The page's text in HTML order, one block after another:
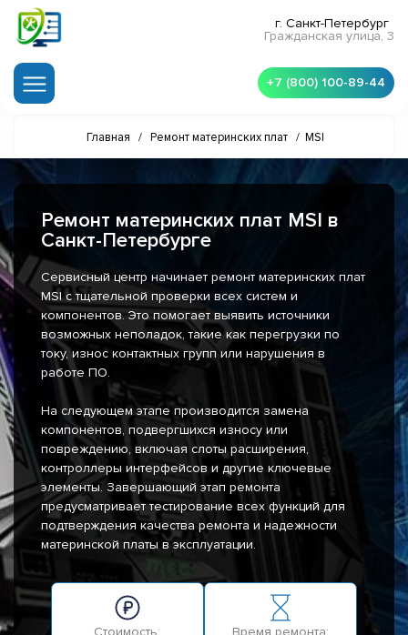
г. Санкт-Петербург
Гражданская улица, 3
+7 (800) 100-89-44
Главная / Ремонт материнских плат / MSI
Ремонт материнских плат MSI в
Санкт-Петербурге
Сервисный центр начинает ремонт материнских плат
MSI с тщательной проверки всех систем и
компонентов. Это помогает выявить источники
возможных неполадок, такие как перегрузки по
току, износ контактных групп или нарушения в
работе ПО.
На следующем этапе производится замена
компонентов, подвергшихся износу или
повреждению, включая слоты расширения,
контроллеры интерфейсов и другие ключевые
элементы. Завершающий этап ремонта
предусматривает тестирование всех функций для
подтверждения качества ремонта и надежности
материнской платы в эксплуатации.